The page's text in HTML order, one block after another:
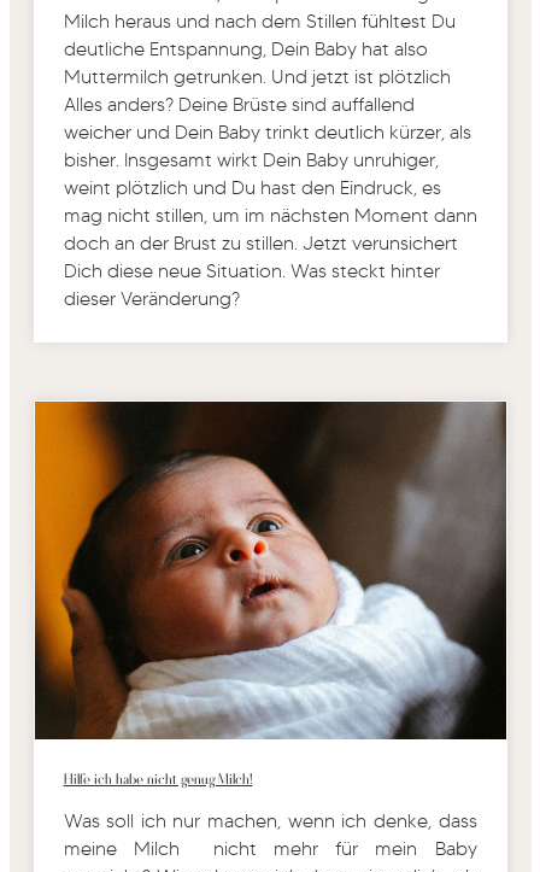
Milch heraus und nach dem Stillen fühltest Du
deutliche Entspannung, Dein Baby hat also
Muttermilch getrunken. Und jetzt ist plötzlich
Alles anders? Deine Brüste sind auffallend
weicher und Dein Baby trinkt deutlich kürzer, als
bisher. Insgesamt wirkt Dein Baby unruhiger,
weint plötzlich und Du hast den Eindruck, es
mag nicht stillen, um im nächsten Moment dann
doch an der Brust zu stillen. Jetzt verunsichert
Dich diese neue Situation. Was steckt hinter
dieser Veränderung?
Hilfe ich habe nicht genug Milch!
Was soll ich nur machen, wenn ich denke, dass
meine Milch nicht mehr für mein Baby